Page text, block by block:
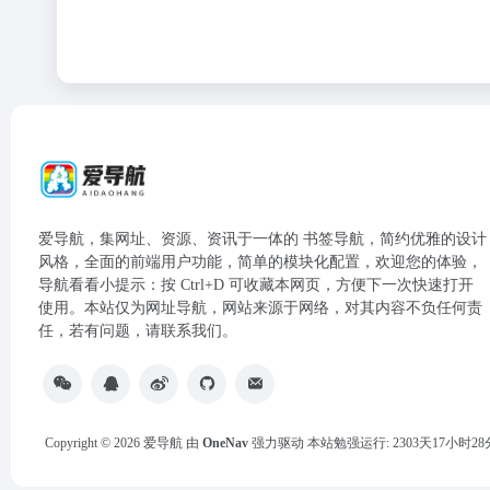
爱导航，集网址、资源、资讯于一体的 书签导航，简约优雅的设计
风格，全面的前端用户功能，简单的模块化配置，欢迎您的体验，
导航看看小提示：按 Ctrl+D 可收藏本网页，方便下一次快速打开
使用。本站仅为网址导航，网站来源于网络，对其内容不负任何责
任，若有问题，请联系我们。
Copyright © 2026 爱导航 由 OneNav 强力驱动 本站勉强运行: 2303天17小时28